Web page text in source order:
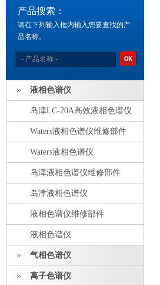
产品搜索：
请在下列输入框内输入您要查找的产
品名称。
液相色谱仪
岛津LC-20A高效液相色谱仪
Waters液相色谱仪维修部件
Waters液相色谱仪
岛津液相色谱仪维修部件
岛津液相色谱仪
液相色谱仪维修部件
液相色谱仪
气相色谱仪
离子色谱仪